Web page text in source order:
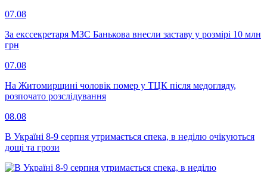
07.08
За екссекретаря МЗС Банькова внесли заставу у розмірі 10 млн
грн
07.08
На Житомирщині чоловік помер у ТЦК після медогляду,
розпочато розслідування
08.08
В Україні 8-9 серпня утримається спека, в неділю очікуються
дощі та грози